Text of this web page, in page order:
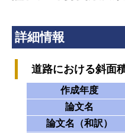
詳細情報
道路における斜面
作成年度
論文名
論文名（和訳）